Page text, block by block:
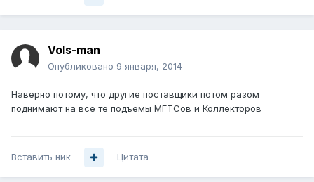
Vols-man
Опубликовано 9 января, 2014
Наверно потому, что другие поставщики потом разом
поднимают на все те подъемы МГТСов и Коллекторов
Вставить ник Цитата